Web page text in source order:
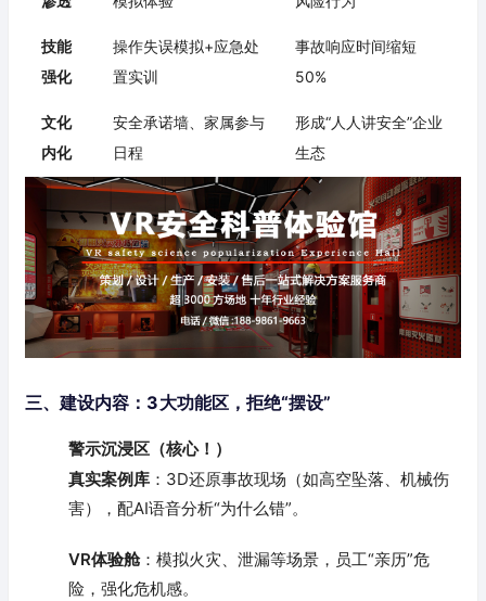
技能
强化
操作失误模拟+应急处
置实训
事故响应时间缩短
50%
文化
内化
安全承诺墙、家属参与
日程
形成“人人讲安全”企业
生态
三、建设内容：3大功能区，拒绝“摆设”
警示沉浸区（核心！）
真实案例库 ：3D还原事故现场（如高空坠落、机械伤
害），配AI语音分析“为什么错”。
VR体验舱：模拟火灾、泄漏等场景，员工“亲历”危
险，强化危机感。